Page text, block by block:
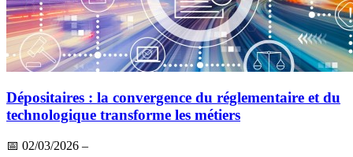
Dépositaires : la convergence du réglementaire et du
technologique transforme les métiers
📅 02/03/2026 –